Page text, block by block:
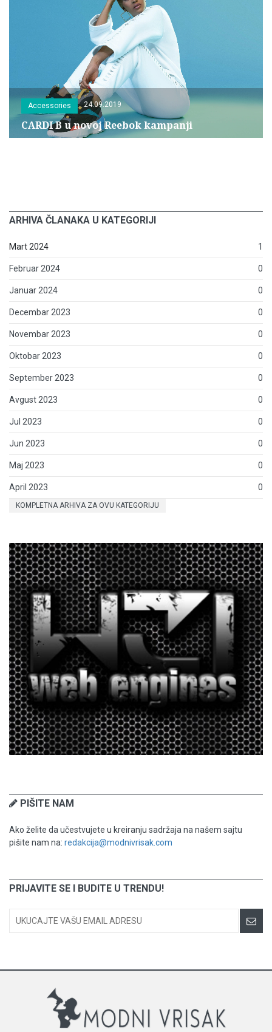
Accessories 24.09.2019
CARDI B u novoj Reebok kampanji
ARHIVA ČLANAKA U KATEGORIJI
Mart 2024 1
Februar 2024 0
Januar 2024 0
Decembar 2023 0
Novembar 2023 0
Oktobar 2023 0
September 2023 0
Avgust 2023 0
Jul 2023 0
Jun 2023 0
Maj 2023 0
April 2023 0
KOMPLETNA ARHIVA ZA OVU KATEGORIJU
PIŠITE NAM
Ako želite da učestvujete u kreiranju sadržaja na našem sajtu
pišite nam na: redakcija@modnivrisak.com
PRIJAVITE SE I BUDITE U TRENDU!